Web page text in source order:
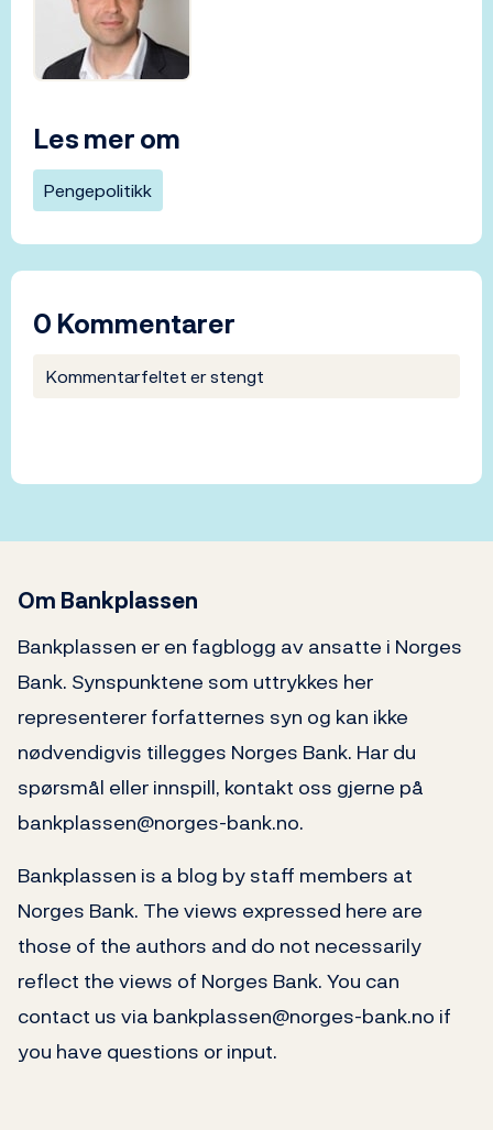
Les mer om
Pengepolitikk
0 Kommentarer
Kommentarfeltet er stengt
Om Bankplassen
Bankplassen er en fagblogg av ansatte i Norges
Bank. Synspunktene som uttrykkes her
representerer forfatternes syn og kan ikke
nødvendigvis tillegges Norges Bank. Har du
spørsmål eller innspill, kontakt oss gjerne på
bankplassen@norges-bank.no.
Bankplassen is a blog by staff members at
Norges Bank. The views expressed here are
those of the authors and do not necessarily
reflect the views of Norges Bank. You can
contact us via bankplassen@norges-bank.no if
you have questions or input.